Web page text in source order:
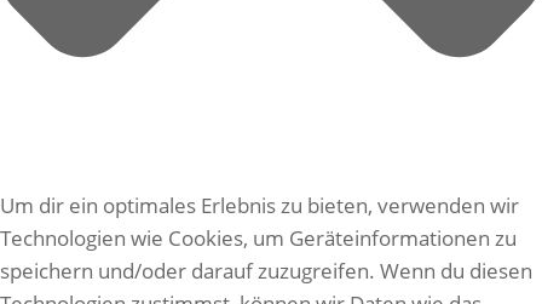
Um dir ein optimales Erlebnis zu bieten, verwenden wir
Technologien wie Cookies, um Geräteinformationen zu
speichern und/oder darauf zuzugreifen. Wenn du diesen